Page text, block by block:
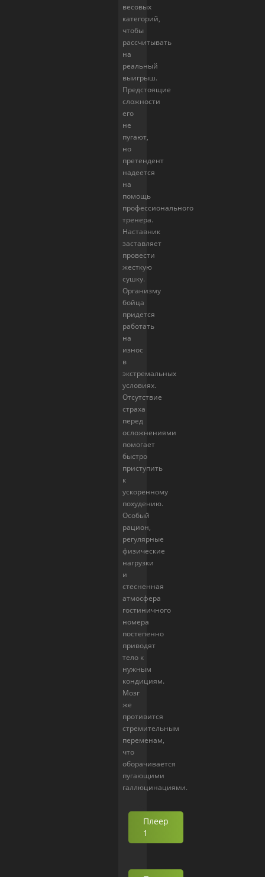
весовых
категорий,
чтобы
рассчитывать
на
реальный
выигрыш.
Предстоящие
сложности
его
не
пугают,
но
претендент
надеется
на
помощь
профессионального
тренера.
Наставник
заставляет
провести
жесткую
сушку.
Организму
бойца
придется
работать
на
износ
в
экстремальных
условиях.
Отсутствие
страха
перед
осложнениями
помогает
быстро
приступить
к
ускоренному
похудению.
Особый
рацион,
регулярные
физические
нагрузки
и
стесненная
атмосфера
гостиничного
номера
постепенно
приводят
тело к
нужным
кондициям.
Мозг
же
противится
стремительным
переменам,
что
оборачивается
пугающими
галлюцинациями.
Плеер
1